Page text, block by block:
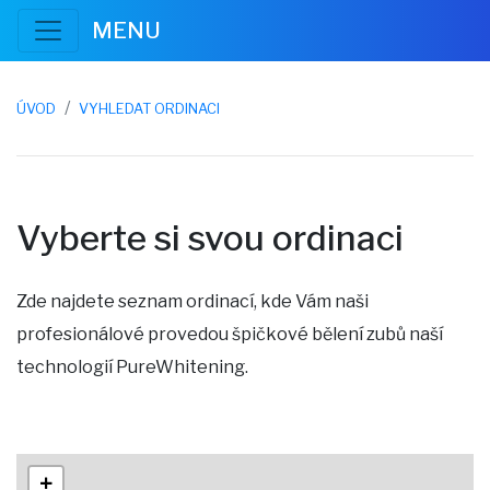
MENU
ÚVOD VYHLEDAT ORDINACI
Vyberte si svou ordinaci
Zde najdete seznam ordinací, kde Vám naši
profesionálové provedou špičkové bělení zubů naší
technologií PureWhitening.
+